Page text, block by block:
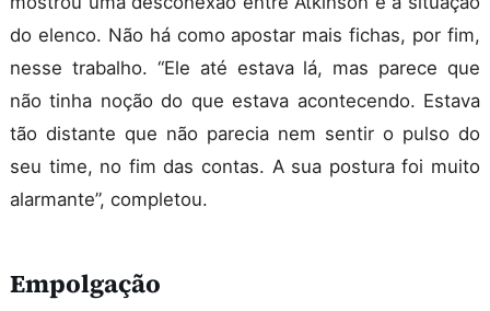
do elenco. Não há como apostar mais fichas, por fim,
nesse trabalho. “Ele até estava lá, mas parece que
não tinha noção do que estava acontecendo. Estava
tão distante que não parecia nem sentir o pulso do
seu time, no fim das contas. A sua postura foi muito
alarmante”, completou.
Empolgação